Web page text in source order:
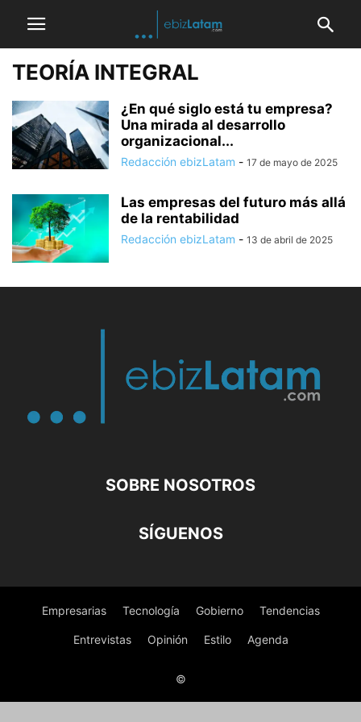
TEORÍA INTEGRAL
¿En qué siglo está tu empresa?
Una mirada al desarrollo
organizacional...
Redacción ebizLatam - 17 de mayo de 2025
Las empresas del futuro más allá
de la rentabilidad
Redacción ebizLatam - 13 de abril de 2025
SOBRE NOSOTROS
SÍGUENOS
Empresarias Tecnología Gobierno Tendencias
Entrevistas Opinión Estilo Agenda
©